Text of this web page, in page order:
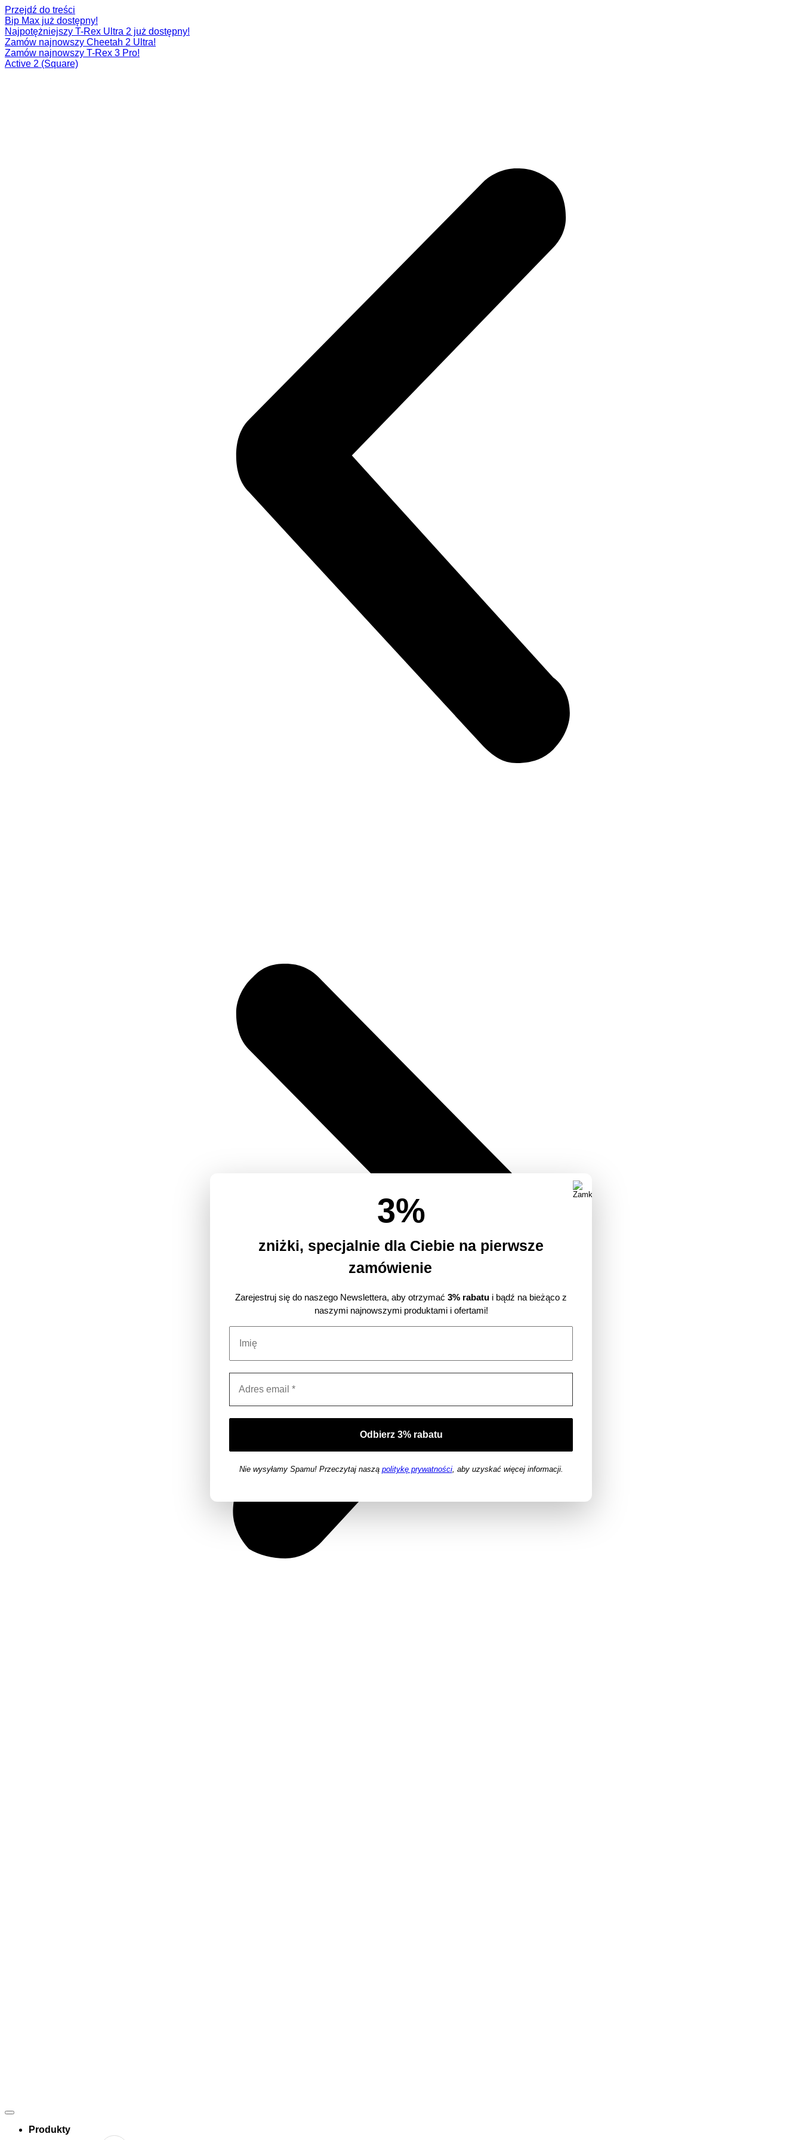
Przejdź do treści
Bip Max już dostępny!
Najpotężniejszy T-Rex Ultra 2 już dostępny!
Zamów najnowszy Cheetah 2 Ultra!
Zamów najnowszy T-Rex 3 Pro!
Active 2 (Square)
Produkty
3%
zniżki, specjalnie dla Ciebie na pierwsze
zamówienie
Zarejestruj się do naszego Newslettera, aby otrzymać 3% rabatu i bądź na bieżąco z
naszymi najnowszymi produktami i ofertami!
Nie wysyłamy Spamu! Przeczytaj naszą politykę prywatności, aby uzyskać więcej informacji.